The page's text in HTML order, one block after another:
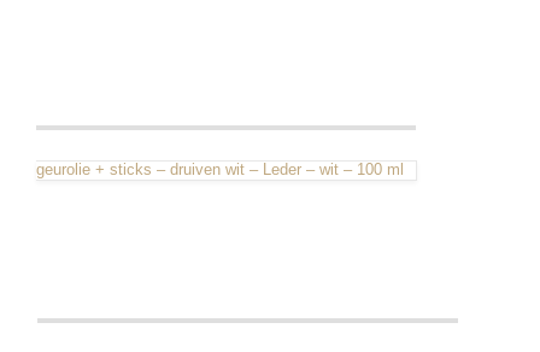
geurolie + sticks – druiven wit – Leder – wit – 100 ml